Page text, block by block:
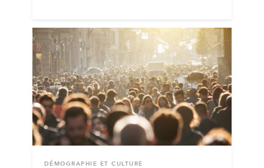
DÉMOGRAPHIE ET CULTURE